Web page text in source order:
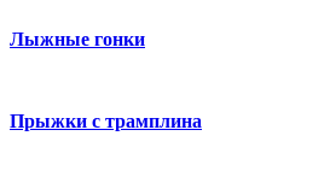
Лыжные гонки
Прыжки с трамплина